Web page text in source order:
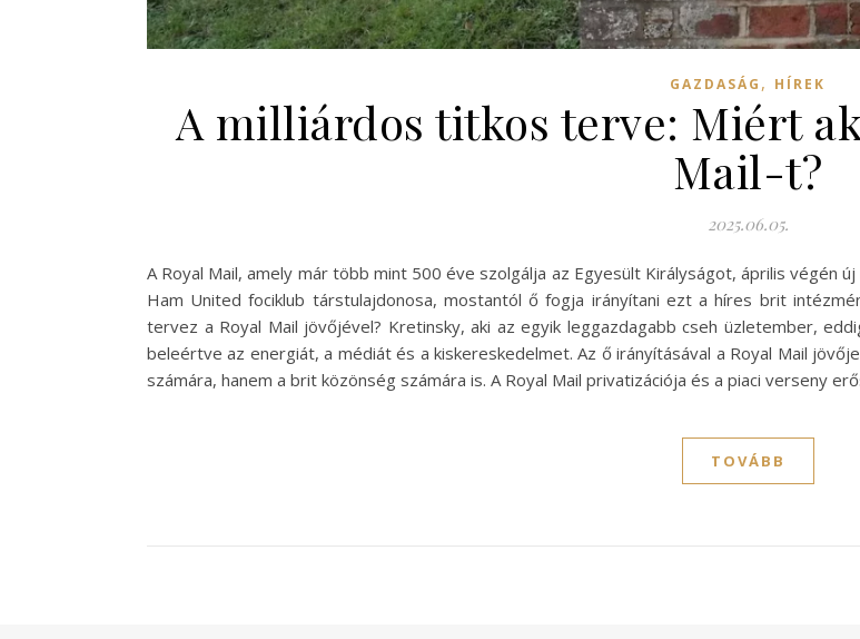
GAZDASÁG , HÍREK
A milliárdos titkos terve: Miért
Mail-t?
2025.06.05.
A Royal Mail, amely már több mint 500 éve szolgálja az Egyesült Királyságot, április végén
Ham United fociklub társtulajdonosa, mostantól ő fogja irányítani ezt a híres brit
tervez a Royal Mail jövőjével? Kretinsky, aki az egyik leggazdagabb cseh üzletember,
beleértve az energiát, a médiát és a kiskereskedelmet. Az ő irányításával a Royal Mail
számára, hanem a brit közönség számára is. A Royal Mail privatizációja és a piaci verseny
TOVÁBB